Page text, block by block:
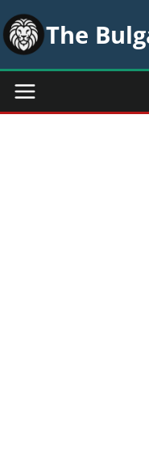
Skip
to
content
The